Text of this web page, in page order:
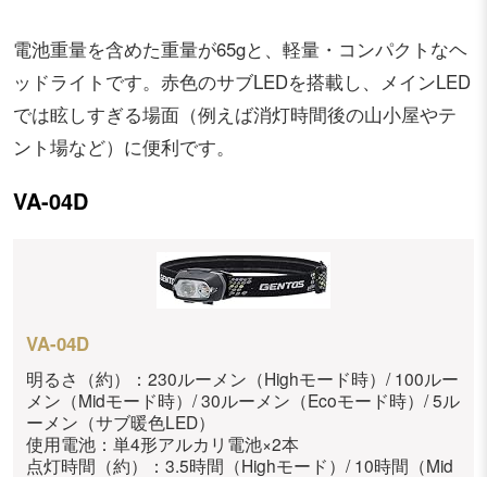
電池重量を含めた重量が65gと、軽量・コンパクトなヘ
ッドライトです。赤色のサブLEDを搭載し、メインLED
では眩しすぎる場面（例えば消灯時間後の山小屋やテ
ント場など）に便利です。
VA-04D
VA-04D
明るさ（約）：230ルーメン（Highモード時）/ 100ルー
メン（Midモード時）/ 30ルーメン（Ecoモード時）/ 5ル
ーメン（サブ暖色LED）
使用電池：単4形アルカリ電池×2本
点灯時間（約）：3.5時間（Highモード）/ 10時間（Mid